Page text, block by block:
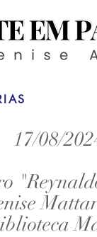
17/08/